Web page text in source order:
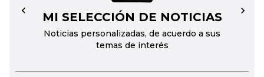
MI SELECCIÓN DE NOTICIAS
Noticias personalizadas, de acuerdo a sus
temas de interés
← →